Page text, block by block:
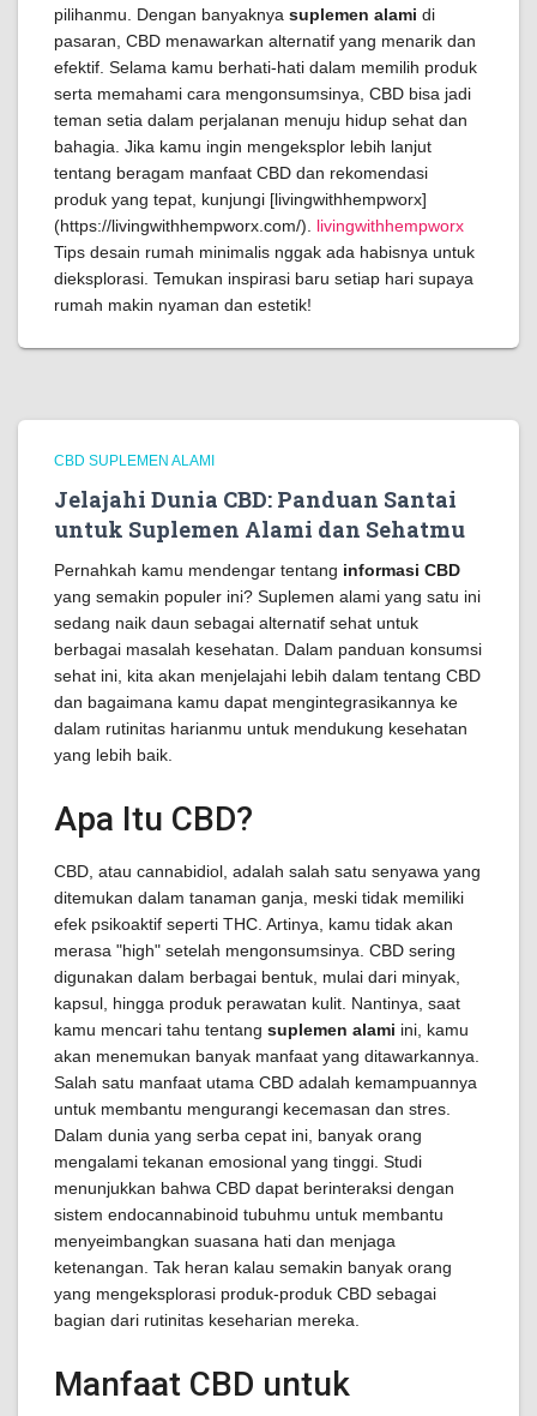
pilihanmu. Dengan banyaknya suplemen alami di
pasaran, CBD menawarkan alternatif yang menarik dan
efektif. Selama kamu berhati-hati dalam memilih produk
serta memahami cara mengonsumsinya, CBD bisa jadi
teman setia dalam perjalanan menuju hidup sehat dan
bahagia. Jika kamu ingin mengeksplor lebih lanjut
tentang beragam manfaat CBD dan rekomendasi
produk yang tepat, kunjungi [livingwithhempworx]
(https://livingwithhempworx.com/). livingwithhempworx
Tips desain rumah minimalis nggak ada habisnya untuk
dieksplorasi. Temukan inspirasi baru setiap hari supaya
rumah makin nyaman dan estetik!
CBD SUPLEMEN ALAMI
Jelajahi Dunia CBD: Panduan Santai
untuk Suplemen Alami dan Sehatmu
Pernahkah kamu mendengar tentang informasi CBD
yang semakin populer ini? Suplemen alami yang satu ini
sedang naik daun sebagai alternatif sehat untuk
berbagai masalah kesehatan. Dalam panduan konsumsi
sehat ini, kita akan menjelajahi lebih dalam tentang CBD
dan bagaimana kamu dapat mengintegrasikannya ke
dalam rutinitas harianmu untuk mendukung kesehatan
yang lebih baik.
Apa Itu CBD?
CBD, atau cannabidiol, adalah salah satu senyawa yang
ditemukan dalam tanaman ganja, meski tidak memiliki
efek psikoaktif seperti THC. Artinya, kamu tidak akan
merasa "high" setelah mengonsumsinya. CBD sering
digunakan dalam berbagai bentuk, mulai dari minyak,
kapsul, hingga produk perawatan kulit. Nantinya, saat
kamu mencari tahu tentang suplemen alami ini, kamu
akan menemukan banyak manfaat yang ditawarkannya.
Salah satu manfaat utama CBD adalah kemampuannya
untuk membantu mengurangi kecemasan dan stres.
Dalam dunia yang serba cepat ini, banyak orang
mengalami tekanan emosional yang tinggi. Studi
menunjukkan bahwa CBD dapat berinteraksi dengan
sistem endocannabinoid tubuhmu untuk membantu
menyeimbangkan suasana hati dan menjaga
ketenangan. Tak heran kalau semakin banyak orang
yang mengeksplorasi produk-produk CBD sebagai
bagian dari rutinitas keseharian mereka.
Manfaat CBD untuk